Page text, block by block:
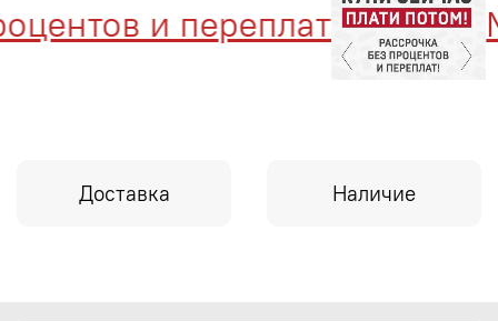
и переплат
Доставка Наличие